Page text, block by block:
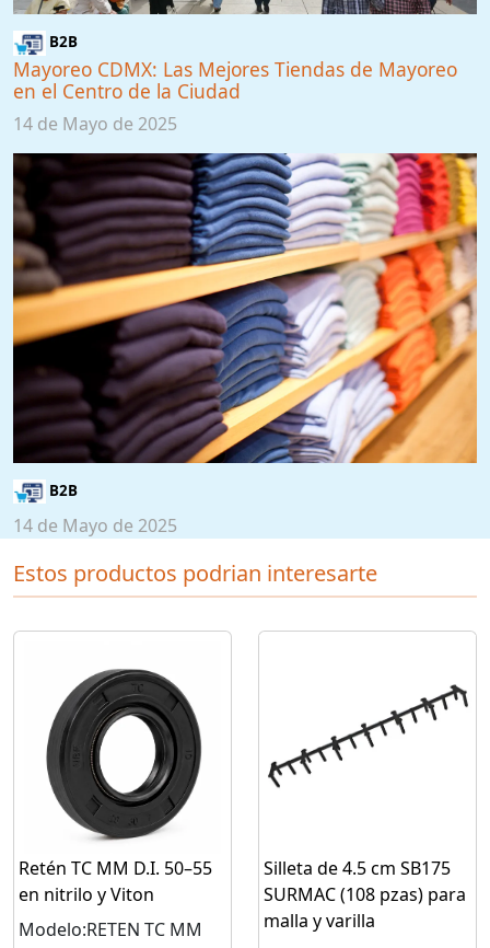
B2B
Mayoreo CDMX: Las Mejores Tiendas de Mayoreo
en el Centro de la Ciudad
14 de Mayo de 2025
B2B
14 de Mayo de 2025
Estos productos podrian interesarte
Retén TC MM D.I. 50–55
en nitrilo y Viton
Modelo:RETEN TC MM
Silleta de 4.5 cm SB175
SURMAC (108 pzas) para
malla y varilla